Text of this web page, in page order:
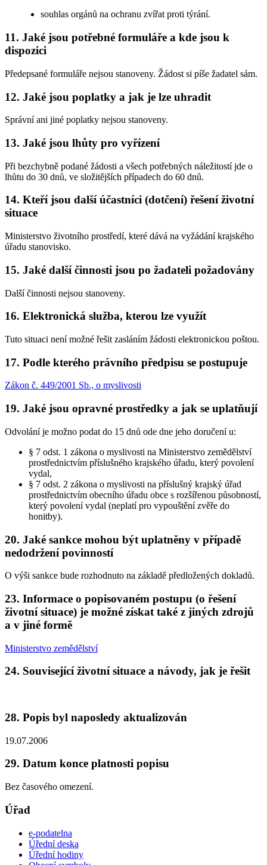
souhlas orgánů na ochranu zvířat proti týrání.
11. Jaké jsou potřebné formuláře a kde jsou k
dispozici
Předepsané formuláře nejsou stanoveny. Žádost si píše žadatel sám.
12. Jaké jsou poplatky a jak je lze uhradit
Správní ani jiné poplatky nejsou stanoveny.
13. Jaké jsou lhůty pro vyřízení
Při bezchybně podané žádosti a všech potřebných náležitostí jde o
lhůtu do 30 dnů, ve složitějších případech do 60 dnů.
14. Kteří jsou další účastníci (dotčení) řešení životní
situace
Ministerstvo životního prostředí, které dává na vyžádání krajského
úřadu stanovisko.
15. Jaké další činnosti jsou po žadateli požadovány
Další činnosti nejsou stanoveny.
16. Elektronická služba, kterou lze využít
Tuto situaci není možné řešit zasláním žádosti elektronickou poštou.
17. Podle kterého právního předpisu se postupuje
Zákon č. 449/2001 Sb., o myslivosti
19. Jaké jsou opravné prostředky a jak se uplatňují
Odvolání je možno podat do 15 dnů ode dne jeho doručení u:
§ 7 odst. 1 zákona o myslivosti na Ministerstvo zemědělství
prostřednictvím příslušného krajského úřadu, který povolení
vydal,
§ 7 odst. 2 zákona o myslivosti na příslušný krajský úřad
prostřednictvím obecního úřadu obce s rozšířenou působností,
který povolení vydal (neplatí pro vypouštění zvěře do
honitby).
20. Jaké sankce mohou být uplatněny v případě
nedodržení povinností
O výši sankce bude rozhodnuto na základě předložených dokladů.
23. Informace o popisovaném postupu (o řešení
životní situace) je možné získat také z jiných zdrojů
a v jiné formě
Ministerstvo zemědělství
24. Související životní situace a návody, jak je řešit
28. Popis byl naposledy aktualizován
19.07.2006
29. Datum konce platnosti popisu
Bez časového omezení.
Úřad
e-podatelna
Úřední deska
Úřední hodiny